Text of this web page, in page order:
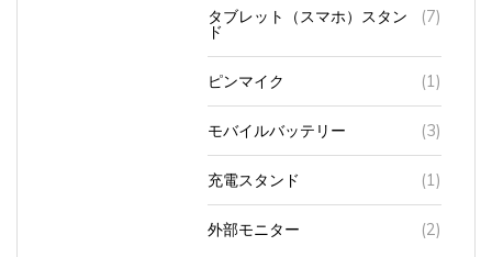
タブレット（スマホ）スタン
ド
(7)
ピンマイク (1)
モバイルバッテリー (3)
充電スタンド (1)
外部モニター (2)